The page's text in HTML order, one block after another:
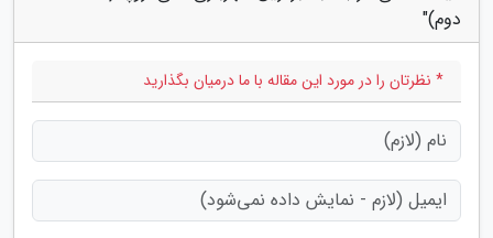
دوم)"
* نظرتان را در مورد این مقاله با ما درمیان بگذارید